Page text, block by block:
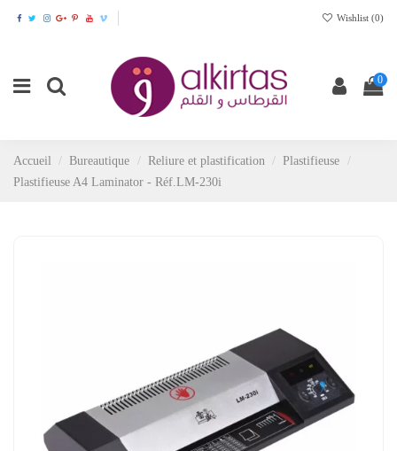
Wishlist (0)
0
Accueil Bureautique Reliure et plastification
Plastifieuse
Plastifieuse A4 Laminator - Réf.LM-230i